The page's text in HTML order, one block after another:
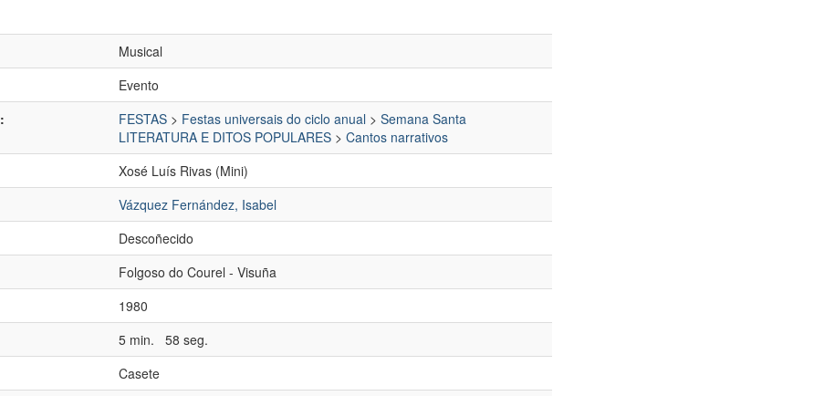
Musical
Evento
FESTAS > Festas universais do ciclo anual > Semana Santa
LITERATURA E DITOS POPULARES > Cantos narrativos
Xosé Luís Rivas (Mini)
Vázquez Fernández, Isabel
Descoñecido
Folgoso do Courel - Visuña
1980
5 min. 58 seg.
Casete